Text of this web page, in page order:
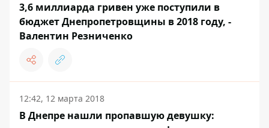
3,6 миллиарда гривен уже поступили в
бюджет Днепропетровщины в 2018 году, -
Валентин Резниченко
12:42, 12 марта 2018
В Днепре нашли пропавшую девушку: